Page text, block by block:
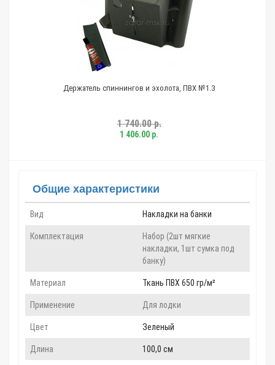
спиннингов и эхолота, ПВХ №1.3 Чехол для удочек,
Общие характеристики
Вид Накладки на банки
Комплектация
Набор (2шт мягкие
накладки, 1шт сумка под
банку)
Материал Ткань ПВХ 650 гр/м²
Применение Для лодки
Цвет Зеленый
Длина 100,0 см